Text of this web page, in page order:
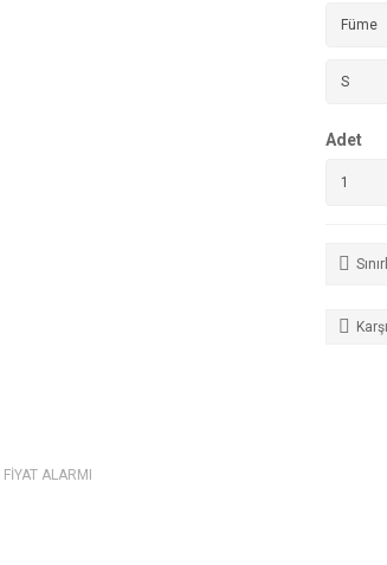
FİYAT ALARMI
Adet